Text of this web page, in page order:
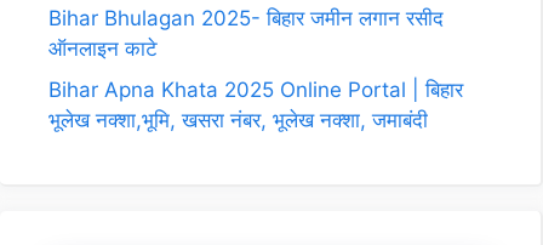
Bihar Bhulagan 2025- बिहार जमीन लगान रसीद
ऑनलाइन काटे
Bihar Apna Khata 2025 Online Portal | बिहार
भूलेख नक्शा,भूमि, खसरा नंबर, भूलेख नक्शा, जमाबंदी